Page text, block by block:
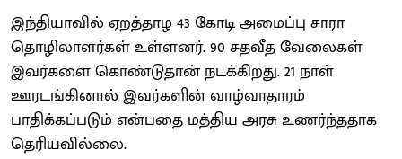
இந்தியாவில் ஏறத்தாழ 43 கோடி அமைப்பு சாரா
தொழிலாளர்கள் உள்ளனர். 90 சதவீத வேலைகள்
இவர்களை கொண்டுதான் நடக்கிறது. 21 நாள்
ஊரடங்கினால் இவர்களின் வாழ்வாதாரம்
பாதிக்கப்படும் என்பதை மத்திய அரசு உணர்ந்ததாக
தெரியவில்லை.